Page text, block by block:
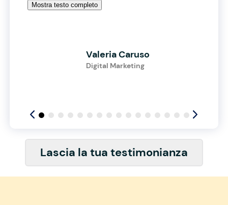
Mostra testo completo
Valeria Caruso
Digital Marketing
Lascia la tua testimonianza